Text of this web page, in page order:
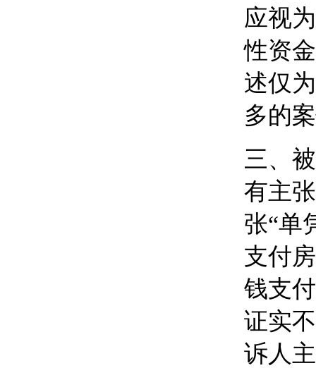
应视
性资
述仅
多的
三、
有主
张“单
支付
钱支
证实
诉人